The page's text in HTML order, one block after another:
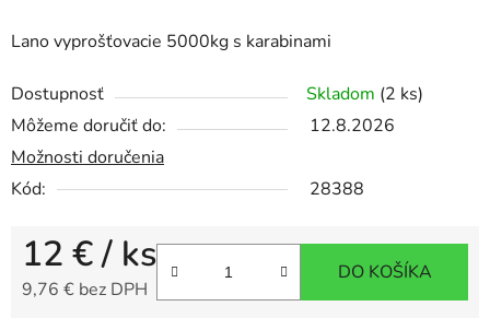
Lano vyprošťovacie 5000kg s karabinami
Dostupnosť Skladom (2 ks)
Môžeme doručiť do:
12.8.2026
Možnosti doručenia
Kód:
28388
12 €/ ks
9,76 € bez DPH
DO KOŠÍKA